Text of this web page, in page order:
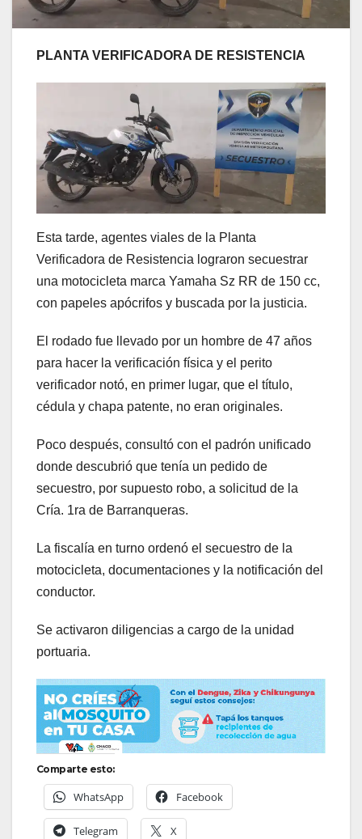
PLANTA VERIFICADORA DE RESISTENCIA
Esta tarde, agentes viales de la Planta
Verificadora de Resistencia lograron secuestrar
una motocicleta marca Yamaha Sz RR de 150 cc,
con papeles apócrifos y buscada por la justicia.
El rodado fue llevado por un hombre de 47 años
para hacer la verificación física y el perito
verificador notó, en primer lugar, que el título,
cédula y chapa patente, no eran originales.
Poco después, consultó con el padrón unificado
donde descubrió que tenía un pedido de
secuestro, por supuesto robo, a solicitud de la
Cría. 1ra de Barranqueras.
La fiscalía en turno ordenó el secuestro de la
motocicleta, documentaciones y la notificación del
conductor.
Se activaron diligencias a cargo de la unidad
portuaria.
Comparte esto:
WhatsApp Facebook
Telegram X